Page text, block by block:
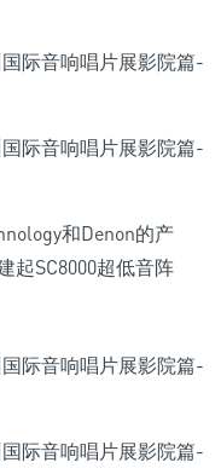
和Denon的产
起SC8000超低音阵